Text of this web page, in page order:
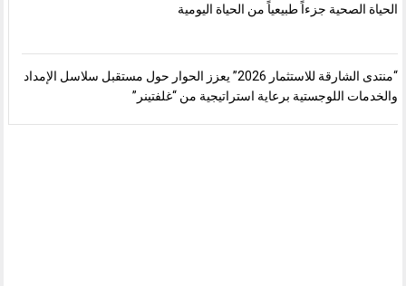
الحياة الصحية جزءاً طبيعياً من الحياة اليومية
“منتدى الشارقة للاستثمار 2026” يعزز الحوار حول مستقبل سلاسل الإمداد
والخدمات اللوجستية برعاية استراتيجية من “غلفتينر”